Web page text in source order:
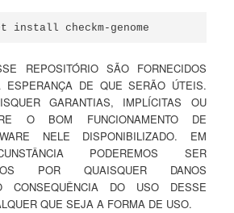
install checkm-genome
REPOSITÓRIO SÃO FORNECIDOS
ESPERANÇA DE QUE SERÃO ÚTEIS.
GARANTIAS, IMPLÍCITAS OU
O BOM FUNCIONAMENTO DE
NELE DISPONIBILIZADO. EM
PODEREMOS SER
POR QUAISQUER DANOS
CONSEQUÊNCIA DO USO DESSE
QUE SEJA A FORMA DE USO.